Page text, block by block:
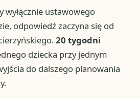
wyłącznie ustawowego
odpowiedź zaczyna się od
20 tygodni
dziecka przy jednym
do dalszego planowania